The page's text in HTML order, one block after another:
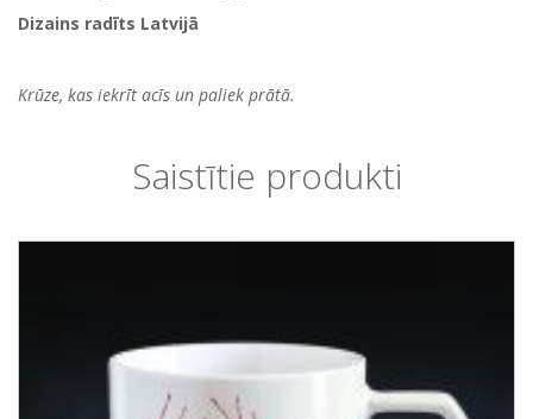
Dizains radīts Latvijā
Krūze, kas iekrīt acīs un paliek prātā.
Saistītie produkti